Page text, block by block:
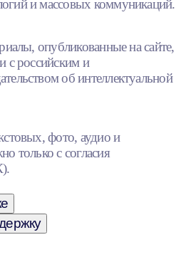
и массовых коммуникаций.
опубликованные на сайте,
с российским и
об интеллектуальной
фото, аудио и
только с согласия